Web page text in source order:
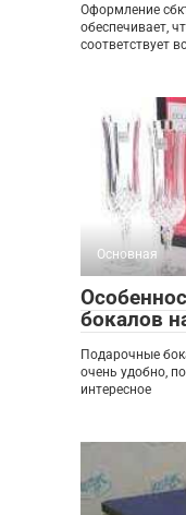
Оформление
обеспечивает,
соответствует
Основная
бокалов
Подарочные
очень удобно,
интересное